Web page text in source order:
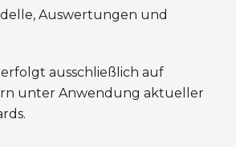
Auswertungen und
ausschließlich auf
unter Anwendung aktueller